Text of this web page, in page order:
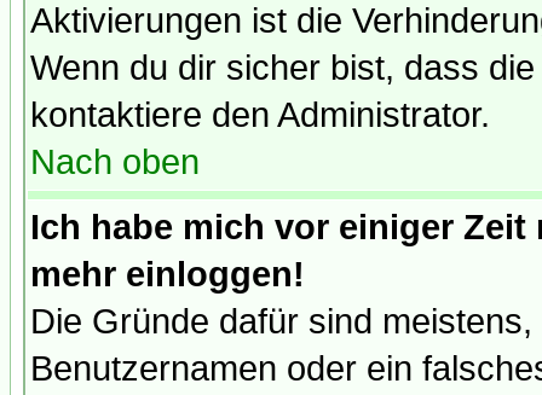
Aktivierungen ist die
Wenn du dir sicher bist, dass
kontaktiere den Administrator.
Nach oben
Ich habe mich vor einiger
mehr einloggen!
Die Gründe dafür sind
Benutzernamen oder ein